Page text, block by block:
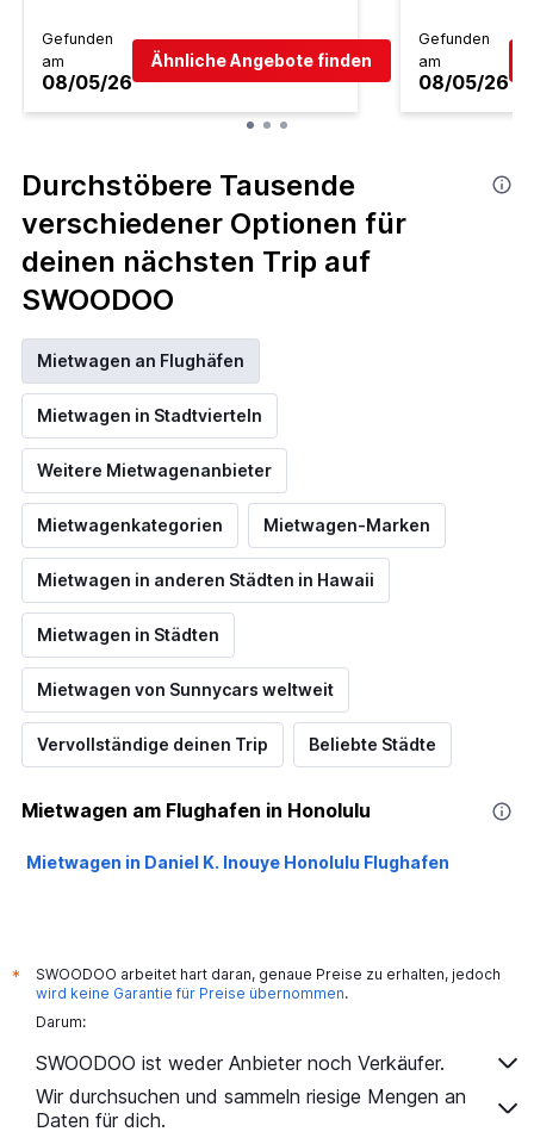
Gefunden
am
08/05/26
Ähnliche Angebote finden
Gefunden
am
08/05/26
Durchstöbere Tausende
verschiedener Optionen für
deinen nächsten Trip auf
SWOODOO
Mietwagen an Flughäfen
Mietwagen in Stadtvierteln
Weitere Mietwagenanbieter
Mietwagenkategorien Mietwagen-Marken
Mietwagen in anderen Städten in Hawaii
Mietwagen in Städten
Mietwagen von Sunnycars weltweit
Vervollständige deinen Trip Beliebte Städte
Mietwagen am Flughafen in Honolulu
Mietwagen in Daniel K. Inouye Honolulu Flughafen
*
SWOODOO arbeitet hart daran, genaue Preise zu erhalten, jedoch
wird keine Garantie für Preise übernommen.
Darum:
SWOODOO ist weder Anbieter noch Verkäufer.
Wir durchsuchen und sammeln riesige Mengen an
Daten für dich.